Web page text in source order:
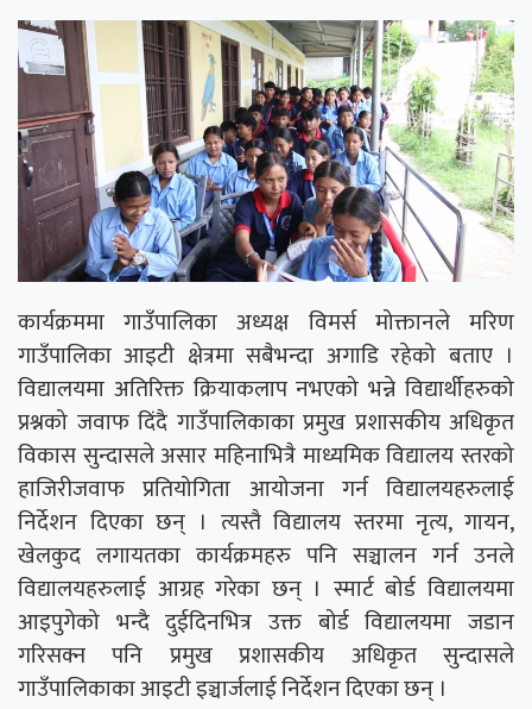
कार्यक्रममा गाउँपालिका अध्यक्ष विमर्स मोक्तानले मरिण
गाउँपालिका आइटी क्षेत्रमा सबैभन्दा अगाडि रहेको बताए ।
विद्यालयमा अतिरिक्त क्रियाकलाप नभएको भन्ने विद्यार्थीहरुको
प्रश्नको जवाफ दिंदै गाउँपालिकाका प्रमुख प्रशासकीय अधिकृत
विकास सुन्दासले असार महिनाभित्रै माध्यमिक विद्यालय स्तरको
हाजिरीजवाफ प्रतियोगिता आयोजना गर्न विद्यालयहरुलाई
निर्देशन दिएका छन् । त्यस्तै विद्यालय स्तरमा नृत्य, गायन,
खेलकुद लगायतका कार्यक्रमहरु पनि सञ्चालन गर्न उनले
विद्यालयहरुलाई आग्रह गरेका छन् । स्मार्ट बोर्ड विद्यालयमा
आइपुगेको भन्दै दुईदिनभित्र उक्त बोर्ड विद्यालयमा जडान
गरिसक्न पनि प्रमुख प्रशासकीय अधिकृत सुन्दासले
गाउँपालिकाका आइटी इञ्चार्जलाई निर्देशन दिएका छन् ।